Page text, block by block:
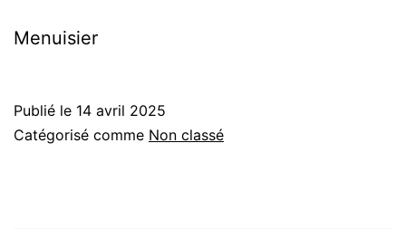
Menuisier
Publié le 14 avril 2025
Catégorisé comme Non classé